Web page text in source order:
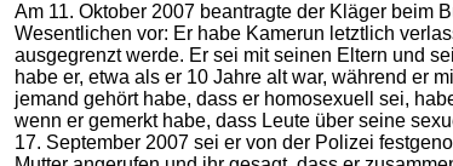
Am 11. Oktober 2007 beantragte der Kläger beim
Wesentlichen vor: Er habe Kamerun letztlich
ausgegrenzt werde. Er sei mit seinen Eltern und
habe er, etwa als er 10 Jahre alt war, während er
jemand gehört habe, dass er homosexuell sei,
wenn er gemerkt habe, dass Leute über seine
17. September 2007 sei er von der Polizei